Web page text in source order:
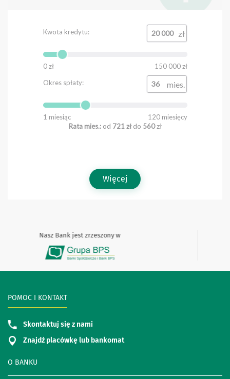
Więcej
Nasz Bank jest zrzeszony w
O BANKU
POMOC I KONTAKT
Skontaktuj się z nami
Znajdź placówkę lub bankomat